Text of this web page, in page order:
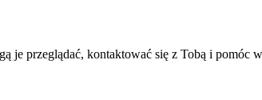
je przeglądać, kontaktować się z Tobą i pomóc